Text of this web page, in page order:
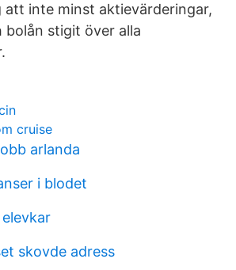
att inte minst aktievärderingar,
bolån stigit över alla
cruise
arlanda
i blodet
skovde adress